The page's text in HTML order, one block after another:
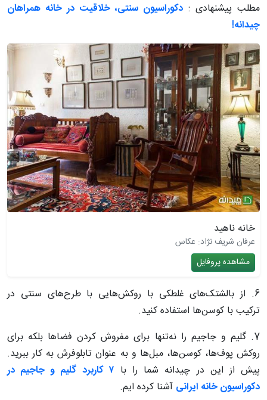
مطلب پیشنهادی : دکوراسیون سنتی، خلاقیت در خانه همراهان
چیدانه!
خانه ناهید
عرفان شریف نژاد: عکاس
مشاهده پروفایل
6. از بالشتک‌های غلطکی با روکش‌هایی با طرح‌های سنتی در
ترکیب با کوسن‌ها استفاده کنید.
7. گلیم و جاجیم را نه‌تنها برای مفروش کردن فضاها بلکه برای
روکش پوف‌ها، کوسن‌ها، مبل‌ها و به عنوان تابلوفرش به کار ببرید.
پیش از این در چیدانه شما را با
۷ کاربرد گلیم و جاجیم در
دکوراسیون خانه ایرانی آشنا کرده ایم.